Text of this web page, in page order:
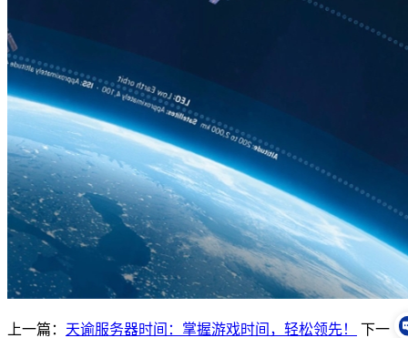
上一篇： 天谕服务器时间：掌握游戏时间，轻松领先！
下一